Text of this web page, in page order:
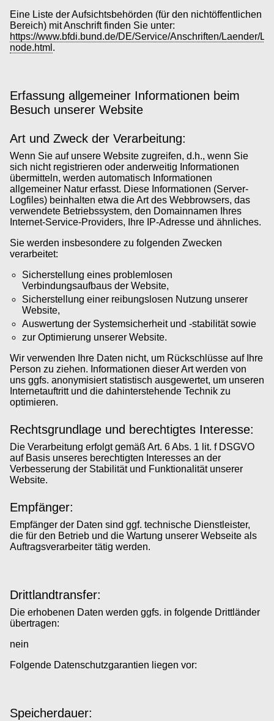
Eine Liste der Aufsichtsbehörden (für den nichtöffentlichen
Bereich) mit Anschrift finden Sie unter:
https://www.bfdi.bund.de/DE/Service/Anschriften/Laender/
node.html .
Erfassung allgemeiner Informationen beim
Besuch unserer Website
Art und Zweck der Verarbeitung:
Wenn Sie auf unsere Website zugreifen, d.h., wenn Sie
sich nicht registrieren oder anderweitig Informationen
übermitteln, werden automatisch Informationen
allgemeiner Natur erfasst. Diese Informationen (Server-
Logfiles) beinhalten etwa die Art des Webbrowsers, das
verwendete Betriebssystem, den Domainnamen Ihres
Internet-Service-Providers, Ihre IP-Adresse und ähnliches.
Sie werden insbesondere zu folgenden Zwecken
verarbeitet:
Sicherstellung eines problemlosen
Verbindungsaufbaus der Website,
Sicherstellung einer reibungslosen Nutzung unserer
Website,
Auswertung der Systemsicherheit und -stabilität sowie
zur Optimierung unserer Website.
Wir verwenden Ihre Daten nicht, um Rückschlüsse auf Ihre
Person zu ziehen. Informationen dieser Art werden von
uns ggfs. anonymisiert statistisch ausgewertet, um unseren
Internetauftritt und die dahinterstehende Technik zu
optimieren.
Rechtsgrundlage und berechtigtes Interesse:
Die Verarbeitung erfolgt gemäß Art. 6 Abs. 1 lit. f DSGVO
auf Basis unseres berechtigten Interesses an der
Verbesserung der Stabilität und Funktionalität unserer
Website.
Empfänger:
Empfänger der Daten sind ggf. technische Dienstleister,
die für den Betrieb und die Wartung unserer Webseite als
Auftragsverarbeiter tätig werden.
Drittlandtransfer:
Die erhobenen Daten werden ggfs. in folgende Drittländer
übertragen:
nein
Folgende Datenschutzgarantien liegen vor:
Speicherdauer: